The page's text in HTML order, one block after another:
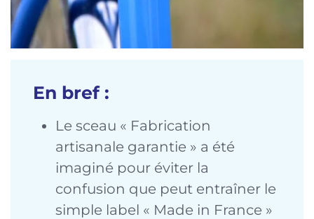
En bref :
Le sceau « Fabrication
artisanale garantie » a été
imaginé pour éviter la
confusion que peut entraîner le
simple label « Made in France »